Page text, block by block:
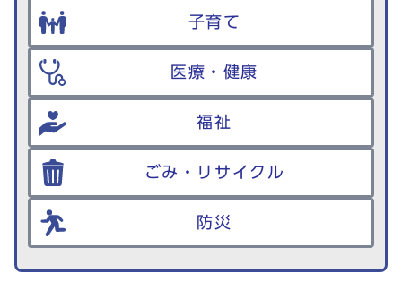
子育て
医療・健康
福祉
ごみ・リサイクル
防災